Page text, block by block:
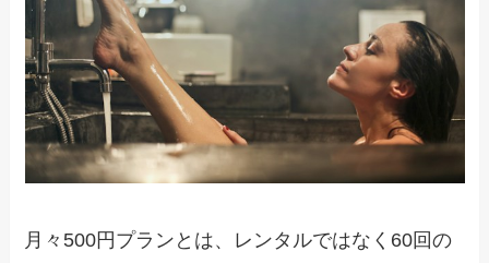
月々500円プランとは、レンタルではなく 60回の